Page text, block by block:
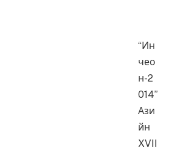
“Ин
чео
н-2
014”
Ази
йн
XVII